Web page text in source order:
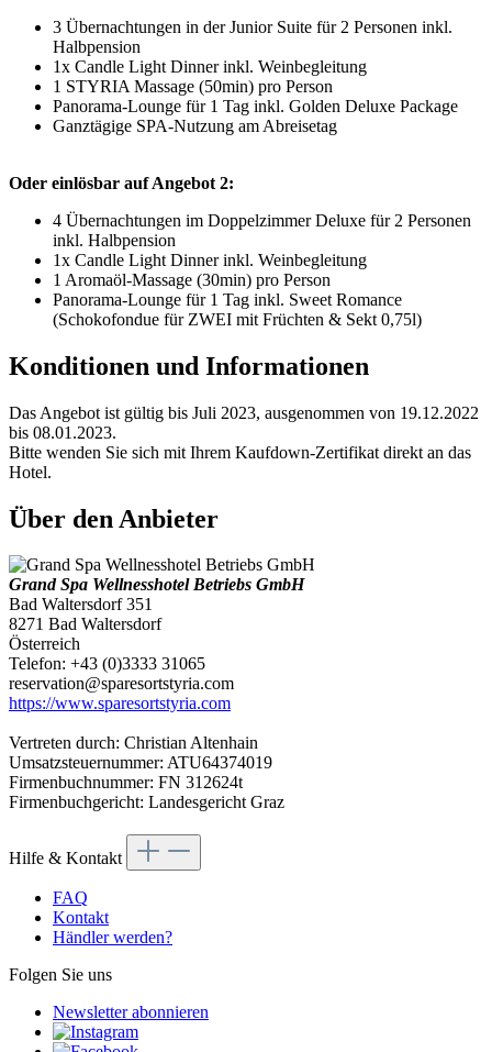
3 Übernachtungen in der Junior Suite für 2 Personen inkl.
Halbpension
1x Candle Light Dinner inkl. Weinbegleitung
1 STYRIA Massage (50min) pro Person
Panorama-Lounge für 1 Tag inkl. Golden Deluxe Package
Ganztägige SPA-Nutzung am Abreisetag
Oder einlösbar auf Angebot 2:
4 Übernachtungen im Doppelzimmer Deluxe für 2 Personen
inkl. Halbpension
1x Candle Light Dinner inkl. Weinbegleitung
1 Aromaöl-Massage (30min) pro Person
Panorama-Lounge für 1 Tag inkl. Sweet Romance
(Schokofondue für ZWEI mit Früchten & Sekt 0,75l)
Konditionen und Informationen
Das Angebot ist gültig bis Juli 2023, ausgenommen von 19.12.2022
bis 08.01.2023.
Bitte wenden Sie sich mit Ihrem Kaufdown-Zertifikat direkt an das
Hotel.
Über den Anbieter
Grand Spa Wellnesshotel Betriebs GmbH
Bad Waltersdorf 351
8271 Bad Waltersdorf
Österreich
Telefon: +43 (0)3333 31065
reservation@sparesortstyria.com
https://www.sparesortstyria.com
Vertreten durch: Christian Altenhain
Umsatzsteuernummer: ATU64374019
Firmenbuchnummer: FN 312624t
Firmenbuchgericht: Landesgericht Graz
Hilfe & Kontakt
FAQ
Kontakt
Händler werden?
Folgen Sie uns
Newsletter abonnieren